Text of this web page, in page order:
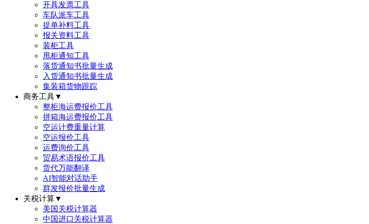
开具发票工具
车队派车工具
提单补料工具
报关资料工具
装柜工具
甩柜通知工具
落货通知书批量生成
入货通知书批量生成
集装箱货物跟踪
商务工具▼
整柜海运费报价工具
拼箱海运费报价工具
空运计费重量计算
空运报价工具
运费询价工具
贸易术语报价工具
货代万能翻译
AI智能对话助手
群发报价批量生成
关税计算▼
美国关税计算器
中国进口关税计算器